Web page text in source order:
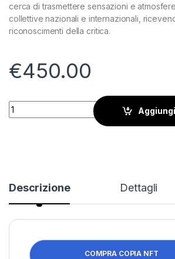
cerca di trasmettere sensazioni e
collettive nazionali e internazionali,
riconoscimenti della critica.
€450.00
Madame De Pompadour quantity
Descrizione Dettagli
COMPRA COPIA NFT